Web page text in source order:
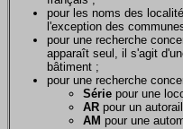
pour les noms des
l'exception des
pour une recherche
apparaît seul, il s'agit
bâtiment ;
pour une recherche
Série pour une
AR pour un
AM pour une